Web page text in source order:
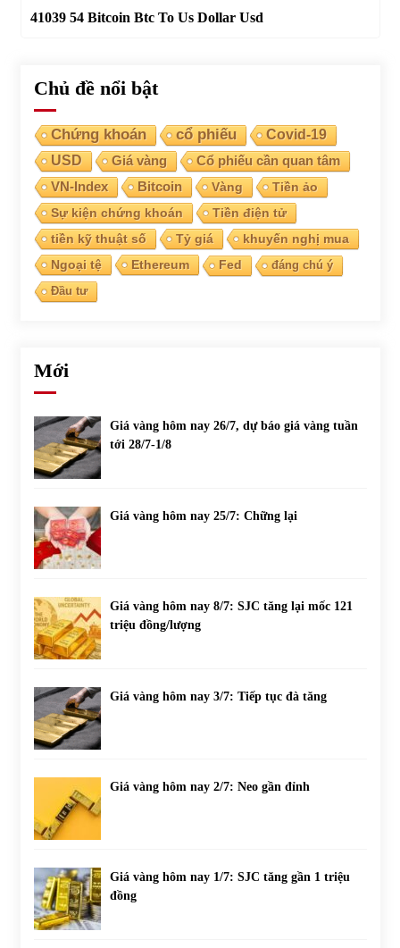
41039 54 Bitcoin Btc To Us Dollar Usd
Chủ đề nổi bật
Chứng khoán cổ phiếu
Covid-19
USD
Giá vàng Cổ phiếu cần quan tâm
VN-Index Bitcoin Vàng
Tiền ảo
Sự kiện chứng khoán
Tiền điện tử
tiền kỹ thuật số
Tỷ giá
khuyến nghị mua
Ngoại tệ
Ethereum Fed
đáng chú ý
Đầu tư
Mới
Giá vàng hôm nay 26/7, dự báo giá vàng tuần
tới 28/7-1/8
Giá vàng hôm nay 25/7: Chững lại
Giá vàng hôm nay 8/7: SJC tăng lại mốc 121
triệu đồng/lượng
Giá vàng hôm nay 3/7: Tiếp tục đà tăng
Giá vàng hôm nay 2/7: Neo gần đỉnh
Giá vàng hôm nay 1/7: SJC tăng gần 1 triệu
đồng